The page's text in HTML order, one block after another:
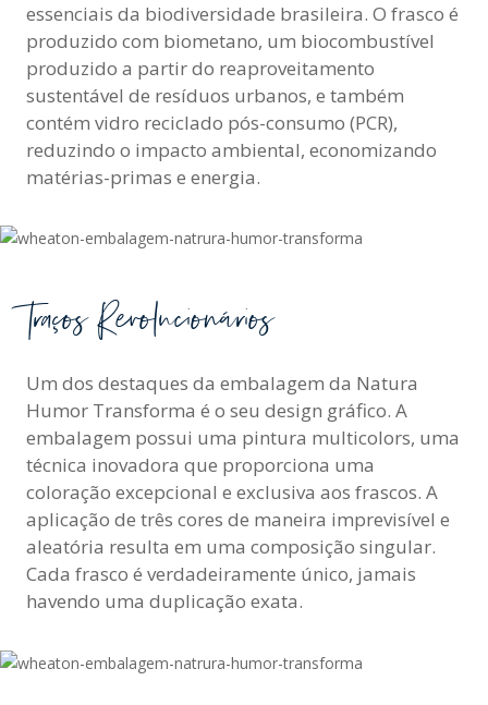
essenciais da biodiversidade brasileira. O frasco é
produzido com biometano, um biocombustível
produzido a partir do reaproveitamento
sustentável de resíduos urbanos, e também
contém vidro reciclado pós-consumo (PCR),
reduzindo o impacto ambiental, economizando
matérias-primas e energia.
Traços Revolucionários
Um dos destaques da embalagem da Natura
Humor Transforma é o seu design gráfico. A
embalagem possui uma pintura multicolors, uma
técnica inovadora que proporciona uma
coloração excepcional e exclusiva aos frascos. A
aplicação de três cores de maneira imprevisível e
aleatória resulta em uma composição singular.
Cada frasco é verdadeiramente único, jamais
havendo uma duplicação exata.